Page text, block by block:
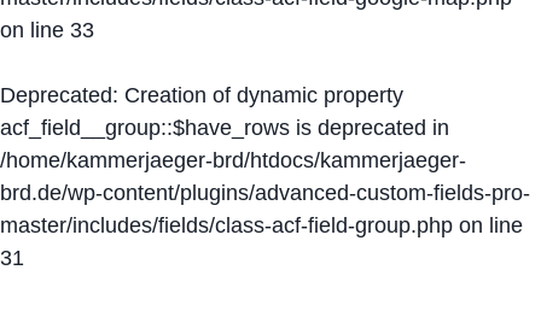
on line 33
Deprecated: Creation of dynamic property
acf_field__group::$have_rows is deprecated in
/home/kammerjaeger-brd/htdocs/kammerjaeger-
brd.de/wp-content/plugins/advanced-custom-fields-pro-
master/includes/fields/class-acf-field-group.php on line
31